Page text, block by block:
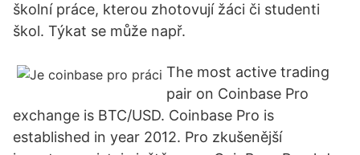
školní práce, kterou zhotovují žáci či studenti
škol. Týkat se může např.
The most active trading
pair on Coinbase Pro
exchange is BTC/USD. Coinbase Pro is
established in year 2012. Pro zkušenější